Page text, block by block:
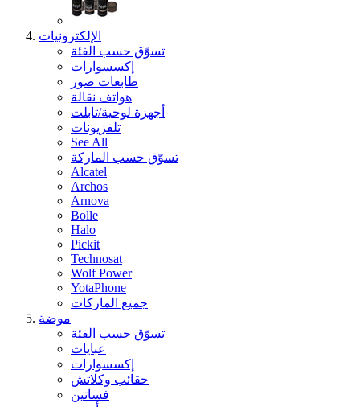
الإلكترونيات
تسوّق حسب الفئة
إكسسوارات
طابعات صور
هواتف نقالة
أجهزة لوحية/تابلت
تلفزيونات
See All
تسوّق حسب الماركة
Alcatel
Archos
Arnova
Bolle
Halo
Pickit
Technosat
Wolf Power
YotaPhone
جميع الماركات
موضة
تسوّق حسب الفئة
عبايات
إكسسوارات
حقائب وكلاتش
فساتين